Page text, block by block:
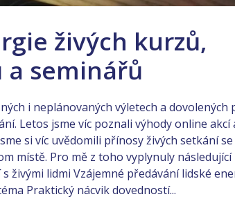
živých kurzů,
seminářů
i neplánovaných výletech a dovolených
Letos jsme víc poznali výhody online akcí
si víc uvědomili přínosy živých setkání se
místě. Pro mě z toho vyplynuly následující
živými lidmi Vzájemné předávání lidské
Praktický nácvik dovedností...